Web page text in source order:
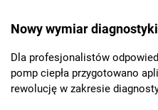
Nowy wymiar diagnostyki
Dla profesjonalistów
pomp ciepła przygotowano
rewolucję w zakresie